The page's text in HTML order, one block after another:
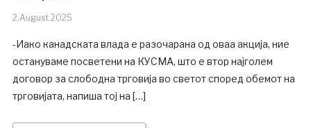
2.August.2025
-Иако канадската влада е разочарана од оваа акција, ние
остануваме посветени на КУСМА, што е втор најголем
договор за слободна трговија во светот според обемот на
трговијата, напиша тој на […]